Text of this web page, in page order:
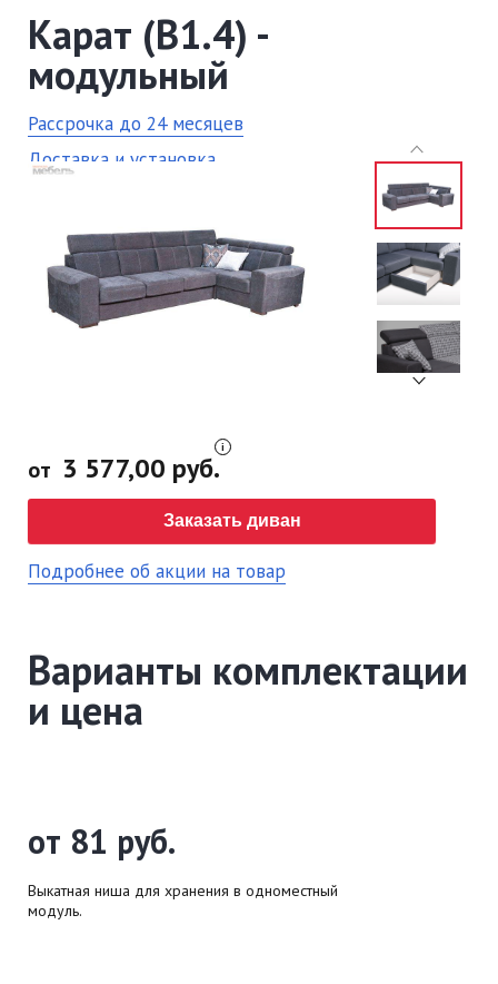
Карат (В1.4) -
модульный
Рассрочка до 24 месяцев
Доставка и установка
от 3 577,00 руб.
Заказать диван
Подробнее об акции на товар
Варианты комплектации
и цена
от 81 руб.
Выкатная ниша для хранения в одноместный
модуль.